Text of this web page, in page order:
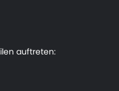
auftreten: